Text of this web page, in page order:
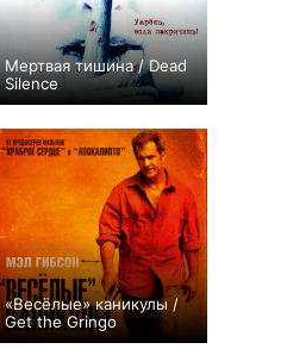
Мертвая тишина / Dead
Silence
+66
«Весёлые» каникулы /
Get the Gringo
+64